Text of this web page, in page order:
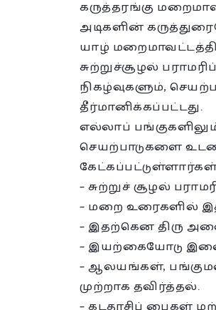
கருத்தரங்கு
அடிகளின்
யாழ்
சுற்றுச்சூழல்
நிகழ்வுகளும்,
தீர்மானிக்கப்பட்டது.
எல்லாப்
செயற்பாடுகளை
– சுற்றுச் சூழல்
– மறை உரைகளில்
– இதற்கென திரு
– இயற்கையோடு
– ஆலயங்கள்,
முற்றாக தவிர்த்தல்.